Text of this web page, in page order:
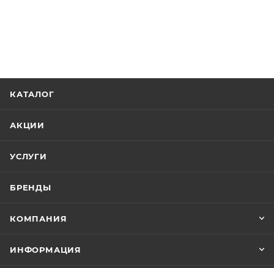
КАТАЛОГ
АКЦИИ
УСЛУГИ
БРЕНДЫ
КОМПАНИЯ
ИНФОРМАЦИЯ